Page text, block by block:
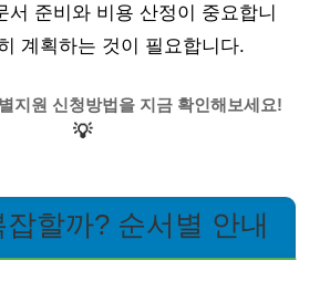
서 준비와 비용 산정이 중요합니
계획하는 것이 필요합니다.
지원 신청방법을 지금 확인해보세요!
💡
할까? 순서별 안내